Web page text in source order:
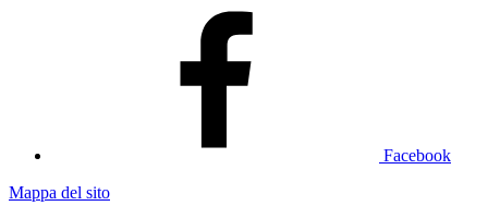
Facebook
Mappa del sito